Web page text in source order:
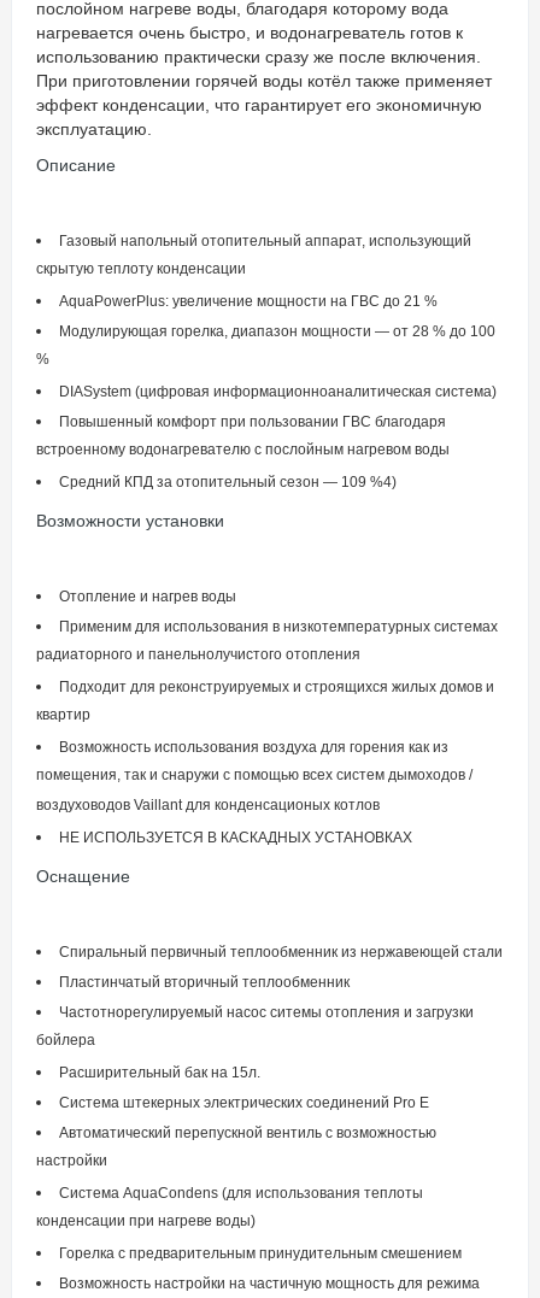
послойном нагреве воды, благодаря которому вода
нагревается очень быстро, и водонагреватель готов к
использованию практически сразу же после включения.
При приготовлении горячей воды котёл также применяет
эффект конденсации, что гарантирует его экономичную
эксплуатацию.
Описание
Газовый напольный отопительный аппарат, использующий
скрытую теплоту конденсации
AquaPowerPlus: увеличение мощности на ГВС до 21 %
Модулирующая горелка, диапазон мощности — от 28 % до 100
%
DIASystem (цифровая информационноаналитическая система)
Повышенный комфорт при пользовании ГВС благодаря
встроенному водонагревателю с послойным нагревом воды
Средний КПД за отопительный сезон — 109 %4)
Возможности установки
Отопление и нагрев воды
Применим для использования в низкотемпературных системах
радиаторного и панельнолучистого отопления
Подходит для реконструируемых и строящихся жилых домов и
квартир
Возможность использования воздуха для горения как из
помещения, так и снаружи с помощью всех систем дымоходов /
воздуховодов Vaillant для конденсационых котлов
НЕ ИСПОЛЬЗУЕТСЯ В КАСКАДНЫХ УСТАНОВКАХ
Оснащение
Спиральный первичный теплообменник из нержавеющей стали
Пластинчатый вторичный теплообменник
Частотнорегулируемый насос ситемы отопления и загрузки
бойлера
Расширительный бак на 15л.
Система штекерных электрических соединений Pro E
Автоматический перепускной вентиль с возможностью
настройки
Система AquaCondens (для использования теплоты
конденсации при нагреве воды)
Горелка с предварительным принудительным смешением
Возможность настройки на частичную мощность для режима